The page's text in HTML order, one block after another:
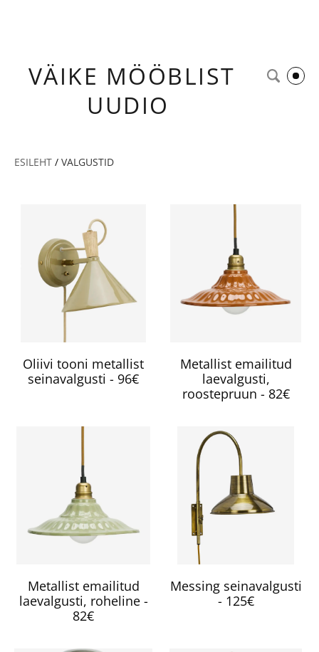
VÄIKE MÖÖBLIST
UUDIO
ESILEHT / VALGUSTID
Oliivi tooni metallist
seinavalgusti - 96€
Metallist emailitud
laevalgusti,
roostepruun - 82€
Metallist emailitud
laevalgusti, roheline -
82€
Messing seinavalgusti
- 125€